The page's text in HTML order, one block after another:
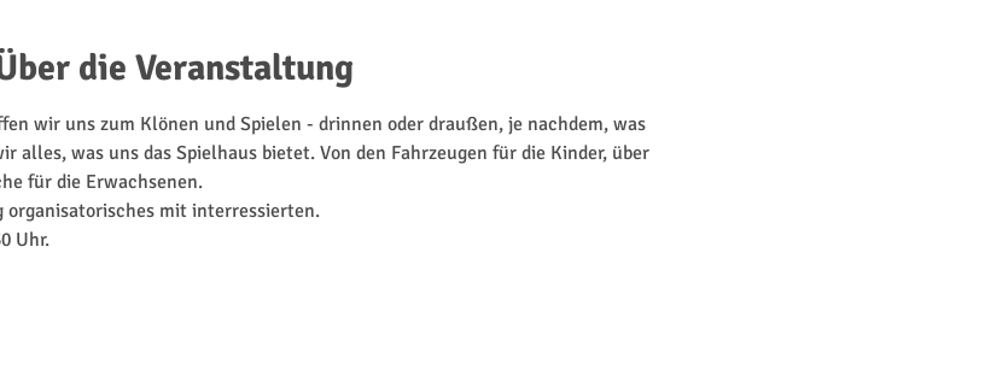
die Veranstaltung
wir uns zum Klönen und Spielen - drinnen oder draußen, je nachdem, was
alles, was uns das Spielhaus bietet. Von den Fahrzeugen für die Kinder, über
für die Erwachsenen.
organisatorisches mit interressierten.
Uhr.